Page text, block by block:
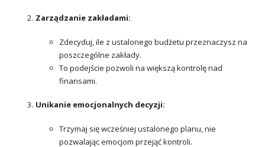
Zarządzanie zakładami:
Zdecyduj, ile z ustalonego budżetu przeznaczysz na
poszczególne zakłady.
To podejście pozwoli na większą kontrolę nad
finansami.
Unikanie emocjonalnych decyzji:
Trzymaj się wcześniej ustalonego planu, nie
pozwalając emocjom przejąć kontroli.